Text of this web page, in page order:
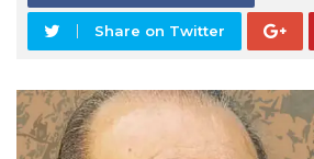
Share on Twitter